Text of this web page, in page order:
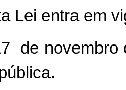
Lei entra em
de novembro